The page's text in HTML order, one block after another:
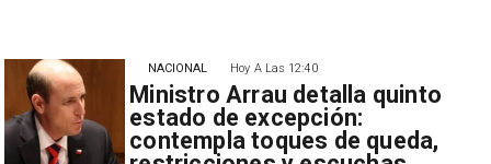
Hoy A Las 12:40
Ministro Arrau detalla quinto
estado de excepción:
contempla toques de queda,
NACIONAL